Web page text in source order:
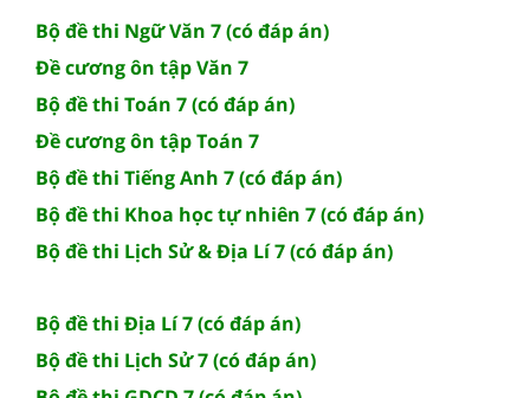
Bộ đề thi Ngữ Văn 7 (có đáp án)
Đề cương ôn tập Văn 7
Bộ đề thi Toán 7 (có đáp án)
Đề cương ôn tập Toán 7
Bộ đề thi Tiếng Anh 7 (có đáp án)
Bộ đề thi Khoa học tự nhiên 7 (có đáp án)
Bộ đề thi Lịch Sử & Địa Lí 7 (có đáp án)
Bộ đề thi Địa Lí 7 (có đáp án)
Bộ đề thi Lịch Sử 7 (có đáp án)